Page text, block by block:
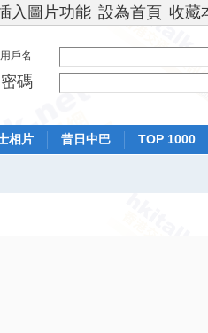
入圖片功能 設為首頁 收藏
用戶名
密碼
相片 昔日中巴 TOP 1000